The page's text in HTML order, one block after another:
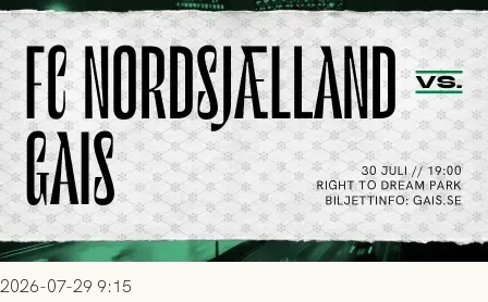
2026-07-29 9:15